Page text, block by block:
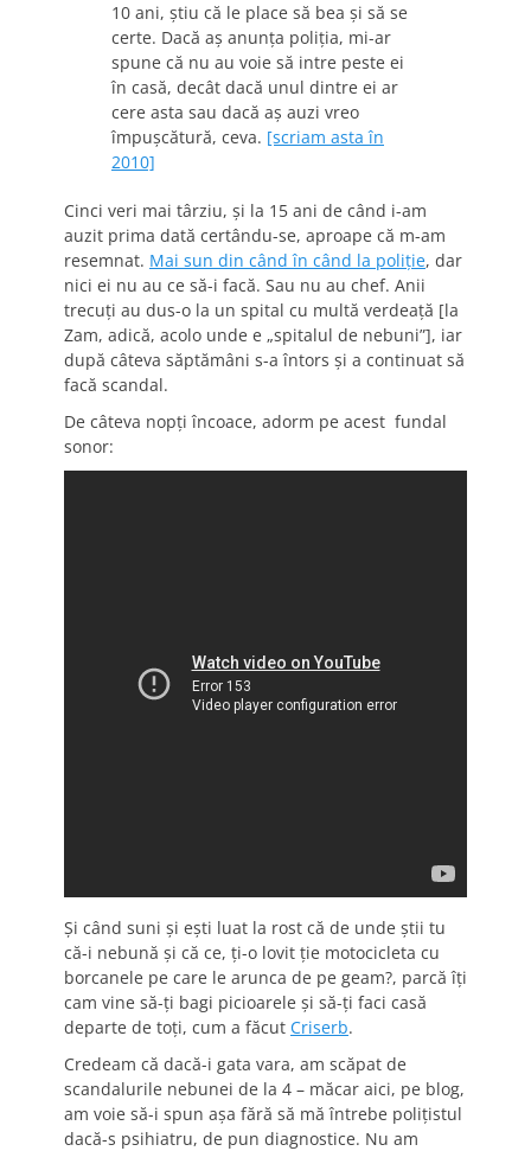
10 ani, știu că le place să bea și să se
certe. Dacă aș anunța poliția, mi-ar
spune că nu au voie să intre peste ei
în casă, decât dacă unul dintre ei ar
cere asta sau dacă aș auzi vreo
împușcătură, ceva. [scriam asta în
2010]
Cinci veri mai târziu, și la 15 ani de când i-am
auzit prima dată certându-se, aproape că m-am
resemnat. Mai sun din când în când la poliție, dar
nici ei nu au ce să-i facă. Sau nu au chef. Anii
trecuți au dus-o la un spital cu multă verdeață [la
Zam, adică, acolo unde e „spitalul de nebuni”], iar
după câteva săptămâni s-a întors și a continuat să
facă scandal.
De câteva nopți încoace, adorm pe acest fundal
sonor:
Și când suni și ești luat la rost că de unde știi tu
că-i nebună și că ce, ți-o lovit ție motocicleta cu
borcanele pe care le arunca de pe geam?, parcă îți
cam vine să-ți bagi picioarele și să-ți faci casă
departe de toți, cum a făcut Criserb.
Credeam că dacă-i gata vara, am scăpat de
scandalurile nebunei de la 4 – măcar aici, pe blog,
am voie să-i spun așa fără să mă întrebe polițistul
dacă-s psihiatru, de pun diagnostice. Nu am